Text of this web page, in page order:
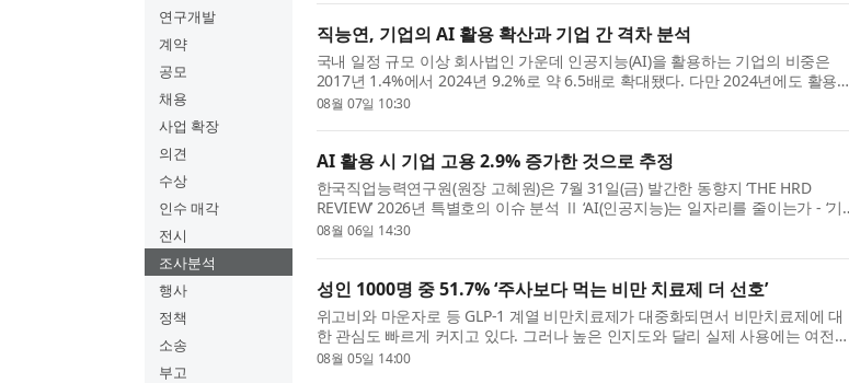
연구개발
계약
공모
채용
사업 확장
의견
수상
인수 매각
전시
조사분석
행사
정책
소송
부고
직능연, 기업의 AI 활용 확산과 기업 간 격차 분석
국내 일정 규모 이상 회사법인 가운데 인공지능(AI)을 활용하는 기업의 비중은
2017년 1.4%에서 2024년 9.2%로 약 6.5배로 확대됐다. 다만 2024년에도 활용률
은 10%에 못 미쳤으며, 기업 규모와 산업에 따른 격차가 뚜렷하게 나타났다. 한국
08월 07일 10:30
AI 활용 시 기업 고용 2.9% 증가한 것으로 추정
한국직업능력연구원(원장 고혜원)은 7월 31일(금) 발간한 동향지 ‘THE HRD
REVIEW’ 2026년 특별호의 이슈 분석 Ⅱ ‘AI(인공지능)는 일자리를 줄이는가 - ‘기
업활동조사’ 패널로 본 AI 활용의 고용 효과’를 통해 AI 활용 전후 기업의 고용 변
08월 06일 14:30
성인 1000명 중 51.7% ‘주사보다 먹는 비만 치료제 더 선호’
위고비와 마운자로 등 GLP-1 계열 비만치료제가 대중화되면서 비만치료제에 대
한 관심도 빠르게 커지고 있다. 그러나 높은 인지도와 달리 실제 사용에는 여전히
신중한 태도를 보이는 소비자가 많은 것으로 나타났다. 리서치 및 데이터 인텔리
08월 05일 14:00